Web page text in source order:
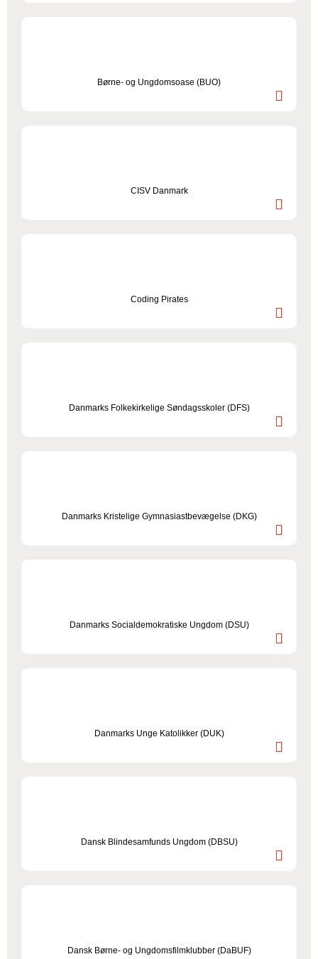
Børne- og Ungdomsoase (BUO)
CISV Danmark
Coding Pirates
Danmarks Folkekirkelige Søndagsskoler (DFS)
Danmarks Kristelige Gymnasiastbevægelse (DKG)
Danmarks Socialdemokratiske Ungdom (DSU)
Danmarks Unge Katolikker (DUK)
Dansk Blindesamfunds Ungdom (DBSU)
Dansk Børne- og Ungdomsfilmklubber (DaBUF)